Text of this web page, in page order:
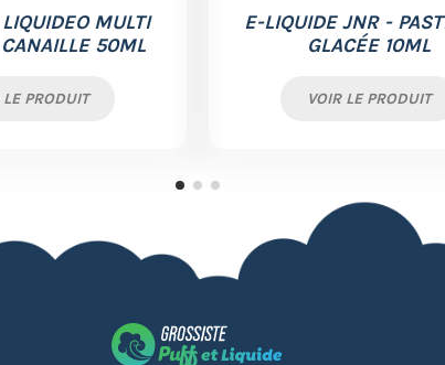
MULTI
50ML
LE PRODUIT
E-LIQUIDE JNR -
GLACÉE 10ML
VOIR LE PRODUIT